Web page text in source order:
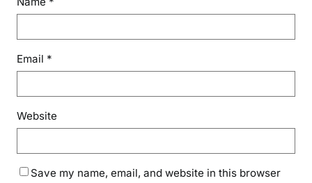
Email *
Website
Save my name, email, and website in this browser